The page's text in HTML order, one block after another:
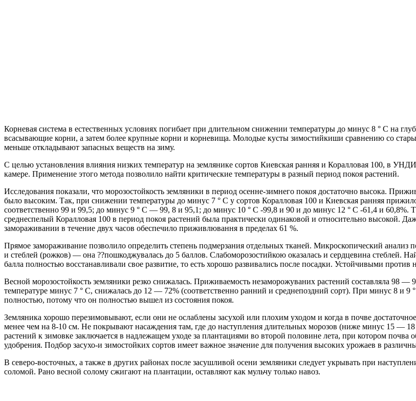
Корневая система в естественных условиях погибает при длительном снижении температуры до минус 8 ° С на
всасывающие корни, а затем более крупные корни и корневища. Молодые кусты зимостийкиши сравнению со
меньше откладывают запасных веществ на зиму.
С целью установления влияния низких температур на землянике сортов Киевская ранняя и Коралловая 100, в
камере. Применение этого метода позволило найти критические температуры в разный период покоя растений.
Исследования показали, что морозостойкость земляники в период осенне-зимнего покоя достаточно высока.
было высоким. Так, при снижении температуры до минус 7 ° С у сортов Коралловая 100 и Киевская ранняя
соответственно 99 и 99,5; до минус 9 ° С — 99, 8 и 95,1; до минус 10 ° С -99,8 и 90 и до минус 12 ° С -61,4 и 60,8%.
среднеспелый Коралловая 100 в период покоя растений была практически одинаковой и относительно высокой.
замораживании в течение двух часов обеспечило приживлювання в пределах 61 %.
Прямое замораживание позволило определить степень подмерзания отдельных тканей. Микроскопический анализ
и стеблей (рожков) — она ??пошкоджувалась до 5 баллов. Слабоморозостийкою оказалась и сердцевина стеблей.
балла полностью восстанавливали свое развитие, то есть хорошо развивались после посадки. Устойчивыми против
Весной морозостойкость земляники резко снижалась. Приживаемость незаморожуваних растений составляла 98 —
температуре минус 7 ° С, снижалась до 12 — 72% (соответственно ранний и среднепоздний сорт). При минус 8 и 9
полностью, потому что он полностью вышел из состояния покоя.
Земляника хорошо перезимовывают, если они не ослаблены засухой или плохим уходом и когда в почве
менее чем на 8-10 см. Не покрывают насаждения там, где до наступления длительных морозов (ниже минус 15 —
растений к зимовке заключается в надлежащем уходе за плантациями во второй половине лета, при котором
удобрения. Подбор засухо-и зимостойких сортов имеет важное значение для получения высоких урожаев в
В северо-восточных, а также в других районах после засушливой осени земляники следует укрывать при
соломой. Рано весной солому сжигают на плантации, оставляют как мульчу только навоз.